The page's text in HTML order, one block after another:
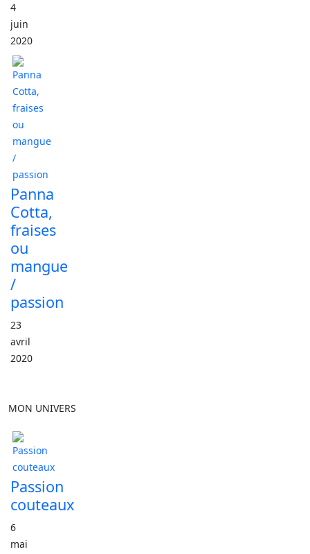
4
juin
2020
Panna
Cotta,
fraises
ou
mangue
/
passion
23
avril
2020
MON UNIVERS
Passion
couteaux
6
mai